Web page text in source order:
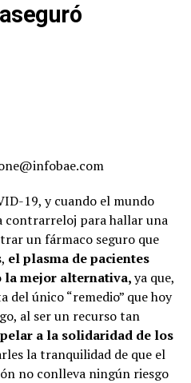
19, y cuando el mundo
contrarreloj para hallar una
un fármaco seguro que
el plasma de pacientes
la mejor alternativa,ya que,
del único “remedio” que hoy
al ser un recurso tan
a la solidaridad de los
la tranquilidad de que el
no conlleva ningún riesgo